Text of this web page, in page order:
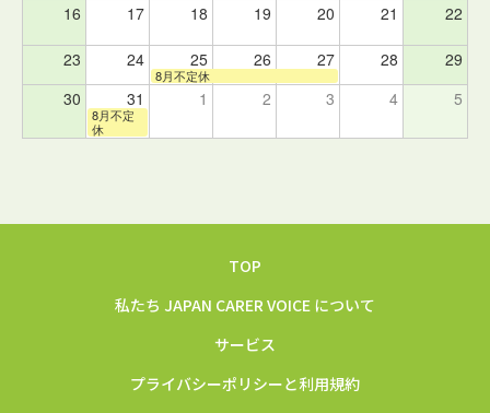
16 17 18 19 20 21 22
23 24 25 26 27 28 29
8月不定休
30 31 1 2 3 4 5
8月不定
休
TOP
私たち JAPAN CARER VOICE について
サービス
プライバシーポリシーと利用規約